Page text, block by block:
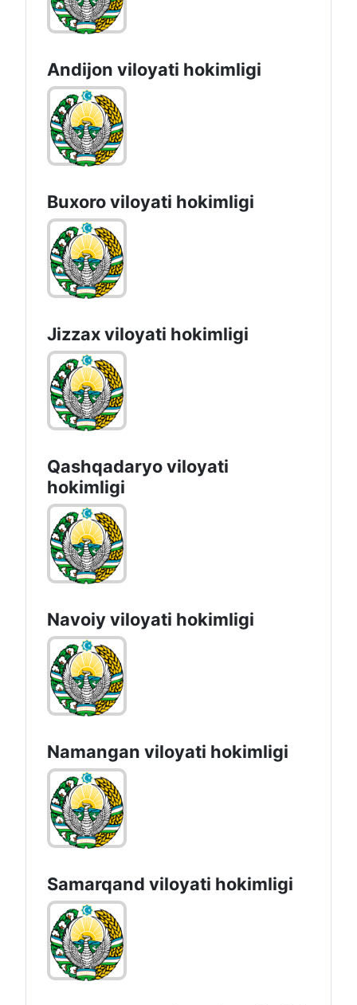
Andijon vilоyati hоkimligi
Buxoro viloyati hokimligi
Jizzах vilоyati hоkimligi
Qashqadaryo viloyati
hоkimligi
Navoiy vilоyati hоkimligi
Namangan vilоyati hоkimligi
Samarqand viloyati hokimligi